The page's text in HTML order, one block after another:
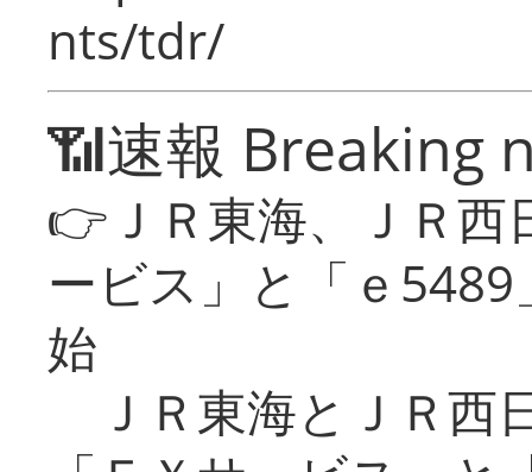
nts/tdr/
📶速報 Breaking
👉ＪＲ東海、ＪＲ
ービス」と「ｅ
始
ＪＲ東海とＪＲ西